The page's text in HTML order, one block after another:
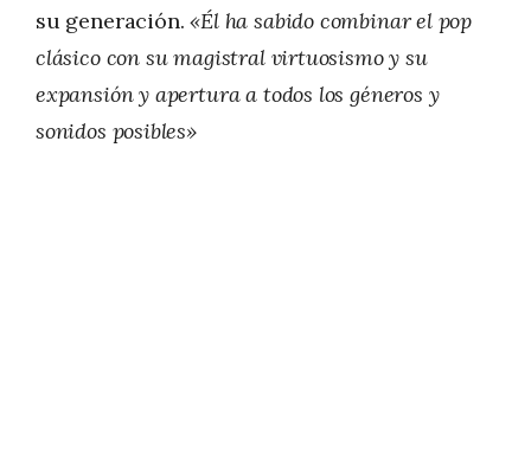
su generación.«Él ha sabido combinar el pop
clásico con su magistral virtuosismo y su
expansión y apertura a todos los géneros y
sonidos posibles»